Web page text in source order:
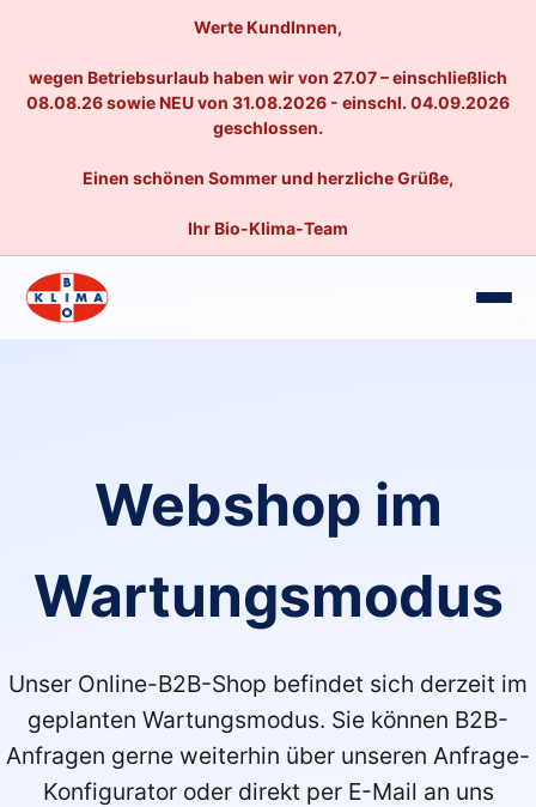
Werte KundInnen,
wegen Betriebsurlaub haben wir von 27.07 – einschließlich
08.08.26 sowie NEU von 31.08.2026 - einschl. 04.09.2026
geschlossen.
Einen schönen Sommer und herzliche Grüße,
Ihr Bio-Klima-Team
Webshop im
Wartungsmodus
Unser Online-B2B-Shop befindet sich derzeit im
geplanten Wartungsmodus. Sie können B2B-
Anfragen gerne weiterhin über unseren Anfrage-
Konfigurator oder direkt per E-Mail an uns